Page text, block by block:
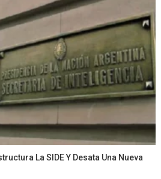
La SIDE Y Desata Una Nueva